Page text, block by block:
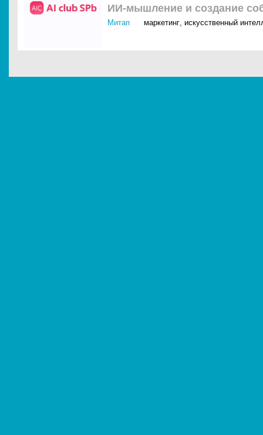
ИИ-мышление и создание
Митап маркетинг, искусственный